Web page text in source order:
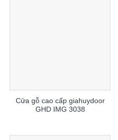
Cửa gỗ cao cấp giahuydoor
GHD IMG 3038